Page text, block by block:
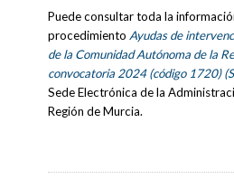
Puede consultar toda la
procedimiento Ayudas de
de la Comunidad Autónoma de la
convocatoria 2024 (código 1720)
Sede Electrónica de la
Región de Murcia.